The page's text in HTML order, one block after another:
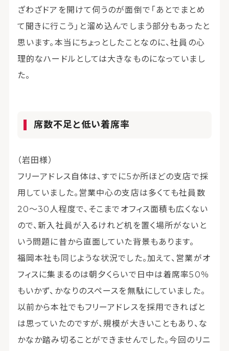
ざわざドアを開けて伺うのが面倒で「あとでまとめ
て聞きに行こう」と溜め込んでしまう部分もあったと
思います。本当にちょっとしたことなのに、社員の心
理的なハードルとしては大きなものになっていまし
た。
席数不足と低い着席率
（岩田様）
フリーアドレス自体は、すでに5か所ほどの支店で採
用していました。営業中心の支店は多くても社員数
20～30人程度で、そこまでオフィス面積も広くない
ので、新入社員が入るけれど机を置く場所がないと
いう問題に昔から直面していた背景もあります。
福岡本社も同じような状況でした。加えて、営業がオ
フィスに集まるのは朝夕くらいで日中は着席率50％
もいかず、かなりのスペースを無駄にしていました。
以前から本社でもフリーアドレスを採用できればと
は思っていたのですが、規模が大きいこともあり、な
かなか踏み切ることができませんでした。今回のリニ